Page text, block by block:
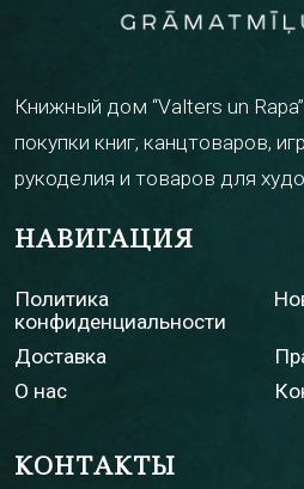
Книжный дом “Valters un
покупки книг, канцтоваров,
рукоделия и товаров для
НАВИГАЦИЯ
Политика
конфиденциальности
Доставка
О нас
КОНТАКТЫ